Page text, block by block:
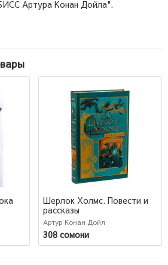
Артура Конан Дойла".
Шерлок Холмс. Повести и
рассказы
Артур Конан Дойл
308 сомони